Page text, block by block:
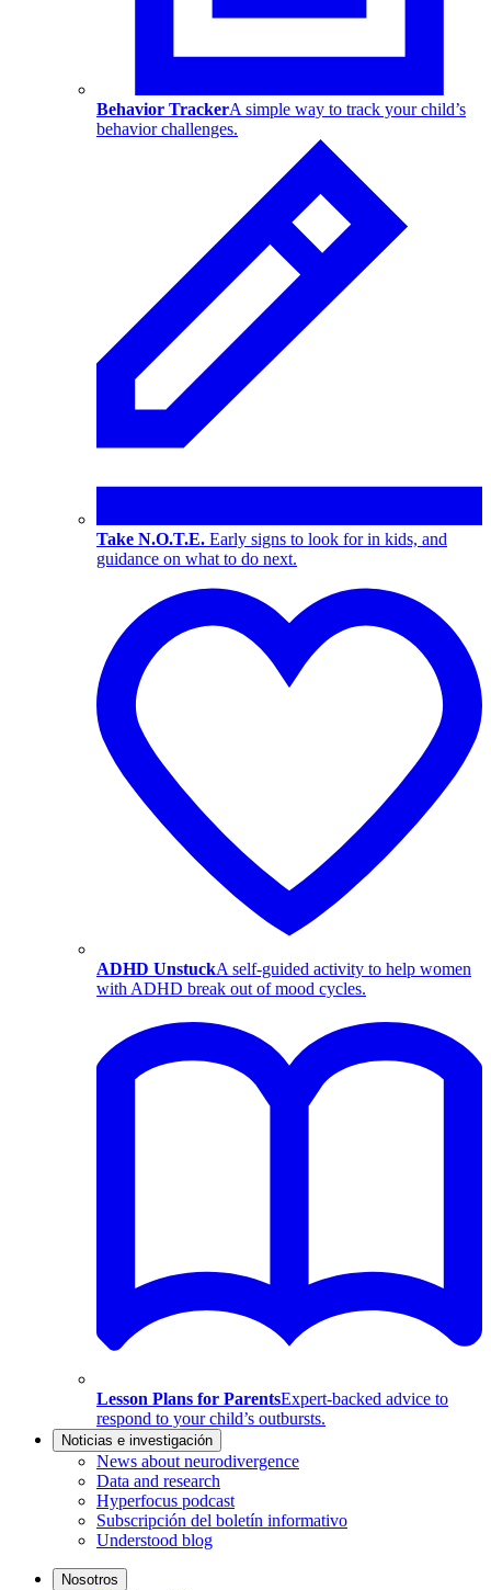
Behavior TrackerA simple way to track your child’s
behavior challenges.
Take N.O.T.E. Early signs to look for in kids, and
guidance on what to do next.
ADHD UnstuckA self-guided activity to help women
with ADHD break out of mood cycles.
Lesson Plans for ParentsExpert-backed advice to
respond to your child’s outbursts.
Noticias e investigación
News about neurodivergence
Data and research
Hyperfocus podcast
Subscripción del boletín informativo
Understood blog
Nosotros